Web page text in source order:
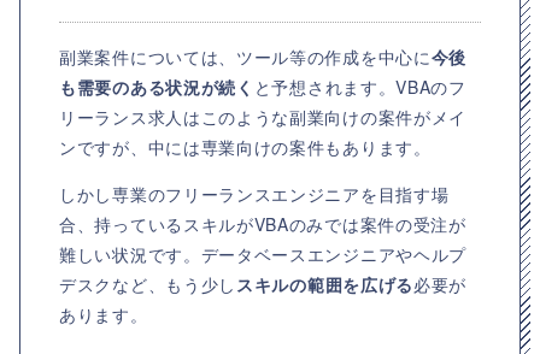
副業案件については、ツール等の作成を中心に今後
も需要のある状況が続く と予想されます。VBAのフ
リーランス求人はこのような副業向けの案件がメイ
ンですが、中には専業向けの案件もあります。
しかし専業のフリーランスエンジニアを目指す場
合、持っているスキルがVBAのみでは案件の受注が
難しい状況です。データベースエンジニアやヘルプ
デスクなど、もう少し スキルの範囲を広げる必要が
あります。